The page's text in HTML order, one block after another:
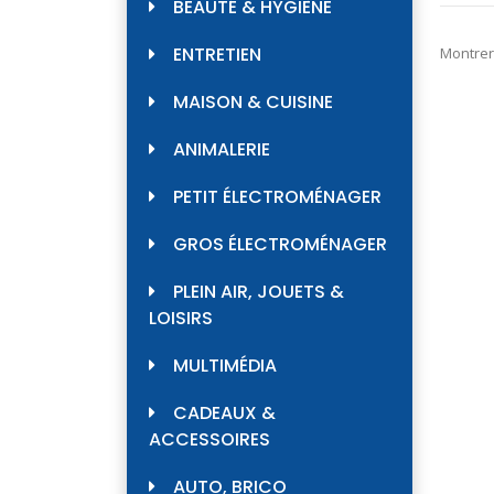
BEAUTÉ & HYGIÈNE
ENTRETIEN
MAISON & CUISINE
ANIMALERIE
PETIT ÉLECTROMÉNAGER
GROS ÉLECTROMÉNAGER
PLEIN AIR, JOUETS &
LOISIRS
MULTIMÉDIA
CADEAUX &
ACCESSOIRES
AUTO, BRICO